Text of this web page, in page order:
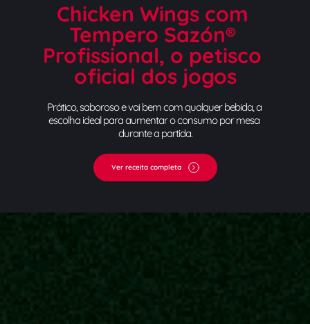
Chicken Wings com
Tempero Sazón®
Profissional, o petisco
oficial dos jogos
Prático, saboroso e vai bem com qualquer bebida, a
escolha ideal para aumentar o consumo por mesa
durante a partida.
Ver receita completa